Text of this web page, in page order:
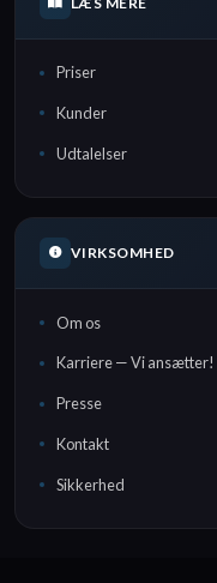
Priser
Kunder
Udtalelser
VIRKSOMHED
Om os
Karriere — Vi ansætter!
Presse
Kontakt
Sikkerhed